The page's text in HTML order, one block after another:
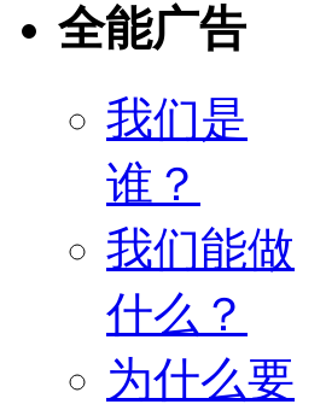
全能广告
我们是
谁？
我们能做
什么？
为什么要